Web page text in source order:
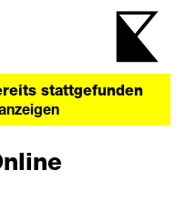
stattgefunden